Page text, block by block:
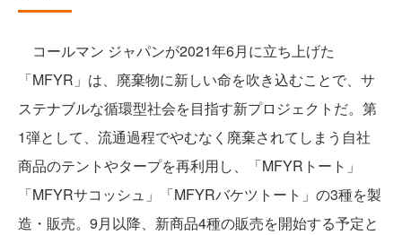
コールマン ジャパンが2021年6月に立ち上げた
「MFYR」は、廃棄物に新しい命を吹き込むことで、サ
ステナブルな循環型社会を目指す新プロジェクトだ。第
1弾として、流通過程でやむなく廃棄されてしまう自社
商品のテントやタープを再利用し、「MFYRトート」
「MFYRサコッシュ」「MFYRバケツトート」の3種を製
造・販売。9月以降、新商品4種の販売を開始する予定と